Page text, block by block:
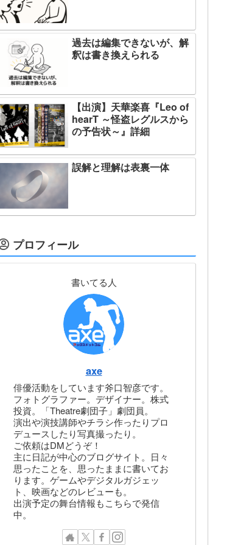
過去は編集できないが、解
釈は書き換えられる
【出演】天華楽喜『Leo of
hearT ～怪盗レグルスから
の予告状～』詳細
誤解と理解は表裏一体
プロフィール
書いてる人
axe
俳優活動をしています斧口智彦です。
フォトグラファー。デザイナー。株式
投資。「Theatre劇団子」劇団員。
演出や演技講師やチラシ作ったりプロ
デュースしたり写真撮ったり。
ご依頼はDMどうぞ！
主に日記が中心のブログサイト。日々
思ったことを、思ったままに書いてお
ります。ゲームやデジタルガジェッ
ト、映画などのレビューも。
出演予定の舞台情報もこちらで発信
中。